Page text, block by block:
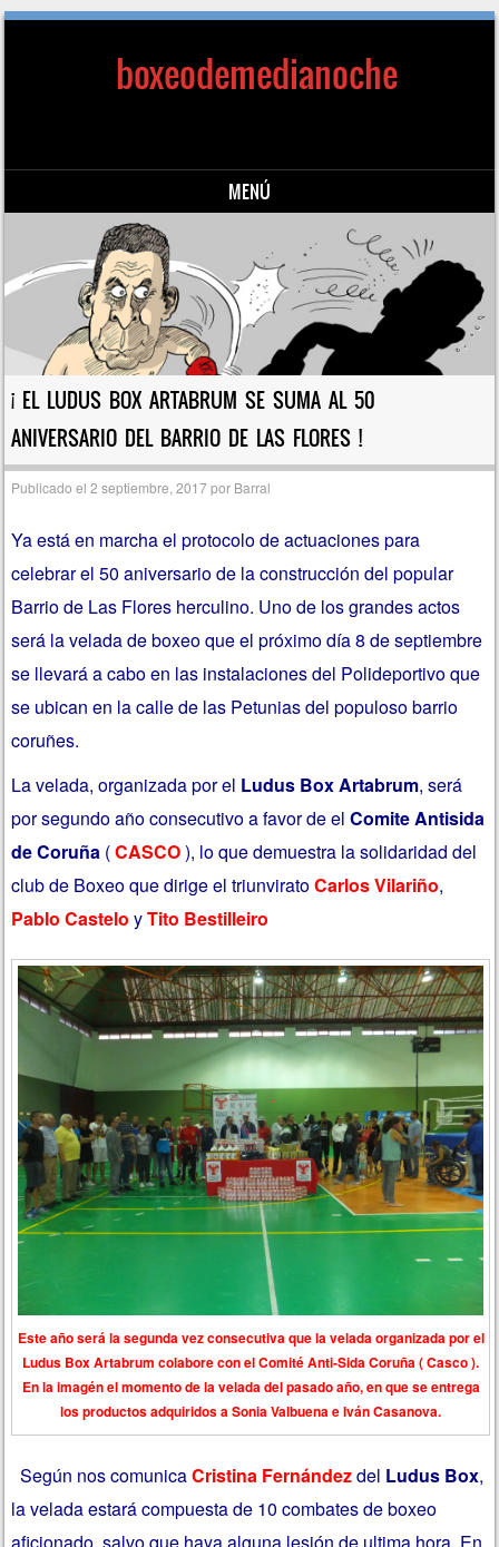
boxeodemedianoche
MENÚ
Saltar al contenido
¡ EL LUDUS BOX ARTABRUM SE SUMA AL 50
ANIVERSARIO DEL BARRIO DE LAS FLORES !
Publicado el2 septiembre, 2017por Barral
Ya está en marcha el protocolo de actuaciones para
celebrar el 50 aniversario de la construcción del popular
Barrio de Las Flores herculino. Uno de los grandes actos
será la velada de boxeo que el próximo día 8 de septiembre
se llevará a cabo en las instalaciones del Polideportivo que
se ubican en la calle de las Petunias del populoso barrio
coruñes.
La velada, organizada por el Ludus Box Artabrum, será
por segundo año consecutivo a favor de elComite Antisida
de Coruña (CASCO), lo que demuestra la solidaridad del
club de Boxeo que dirige el triunviratoCarlos Vilariño,
Pablo Castelo yTito Bestilleiro
Este año será la segunda vez consecutiva que la velada organizada por el
Ludus Box Artabrum colabore con el Comité Anti-Sida Coruña ( Casco ).
En la imagén el momento de la velada del pasado año, en que se entrega
los productos adquiridos a Sonia Valbuena e Iván Casanova.
Según nos comunicaCristina Fernándezdel Ludus Box,
la velada estará compuesta de 10 combates de boxeo
aficionado, salvo que haya alguna lesión de ultima hora. En